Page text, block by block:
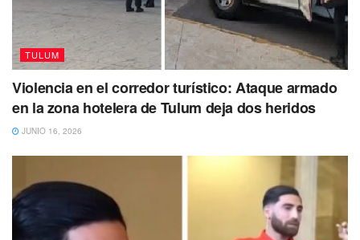
Tags: hoteleros Tulum
TULUM
Violencia en el corredor turístico: Ataque armado
en la zona hotelera de Tulum deja dos heridos
JUNIO 16, 2026